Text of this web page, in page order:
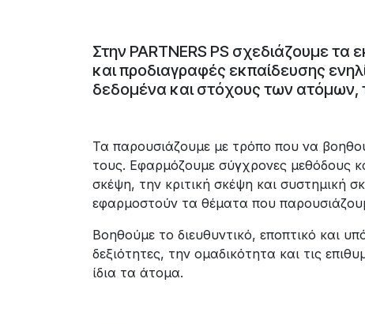
Στην PARTNERS PS σχεδιάζουμε
και προδιαγραφές εκπαίδευσης
δεδομένα και στόχους των ατόμων,
Τα παρουσιάζουμε με τρόπο που να
τους. Εφαρμόζουμε σύγχρονες μεθόδους
σκέψη, την κριτική σκέψη και συστημική
εφαρμοστούν τα θέματα που
Βοηθούμε το διευθυντικό, εποπτικό και
δεξιότητες, την ομαδικότητα και τις
ίδια τα άτομα.